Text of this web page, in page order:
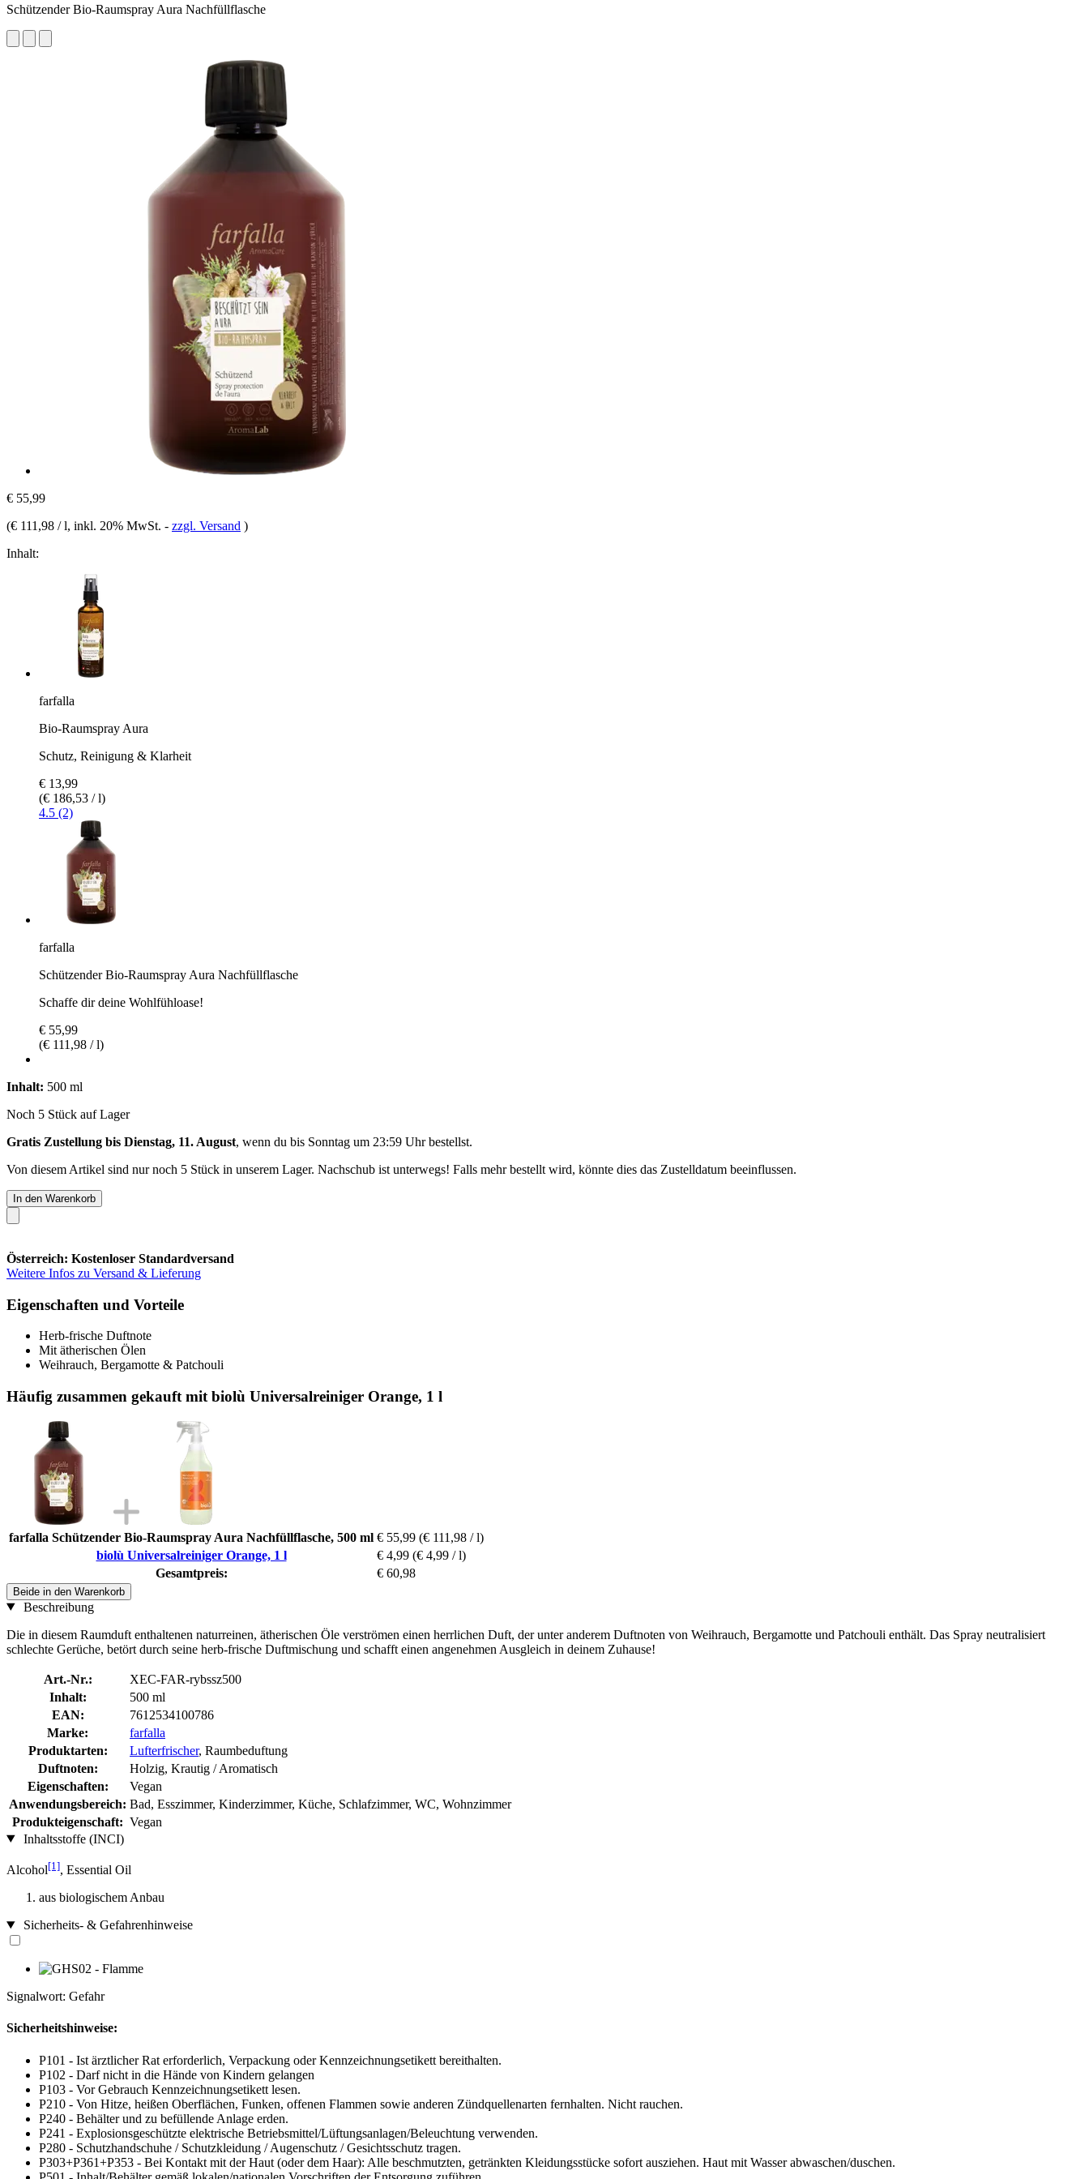
Schützender Bio-Raumspray Aura Nachfüllflasche
€ 55,99
(€ 111,98 / l, inkl. 20% MwSt. - zzgl. Versand )
Inhalt:
farfalla
Bio-Raumspray Aura
Schutz, Reinigung & Klarheit
€ 13,99
(€ 186,53 / l)
4.5 (2)
farfalla
Schützender Bio-Raumspray Aura Nachfüllflasche
Schaffe dir deine Wohlfühloase!
€ 55,99
(€ 111,98 / l)
Inhalt: 500 ml
Noch 5 Stück auf Lager
Gratis Zustellung bis Dienstag, 11. August, wenn du bis Sonntag um 23:59 Uhrbestellst.
Von diesem Artikel sind nur noch 5 Stück in unserem Lager. Nachschub ist unterwegs! Falls mehr bestellt wird, könnte dies das Zustelldatum beeinflussen.
In den Warenkorb
Österreich: Kostenloser Standardversand
Weitere Infos zu Versand & Lieferung
Eigenschaften und Vorteile
Herb-frische Duftnote
Mit ätherischen Ölen
Weihrauch, Bergamotte & Patchouli
Häufig zusammen gekauft mit biolù Universalreiniger Orange, 1 l
farfalla Schützender Bio-Raumspray Aura Nachfüllflasche, 500 ml € 55,99 (€ 111,98 / l)
biolù Universalreiniger Orange, 1 l
€ 4,99 (€ 4,99 / l)
Gesamtpreis:
€ 60,98
Beide in den Warenkorb
Beschreibung
Die in diesem Raumduft enthaltenen naturreinen, ätherischen Öle verströmen einen herrlichen Duft, der unter anderem Duftnoten von Weihrauch, Bergamotte und Patchouli enthält. Das Spray neutralisiert
schlechte Gerüche, betört durch seine herb-frische Duftmischung und schafft einen angenehmen Ausgleich in deinem Zuhause!
Art.-Nr.:
XEC-FAR-rybssz500
Inhalt:
500 ml
EAN:
7612534100786
Marke:
farfalla
Produktarten:
Lufterfrischer, Raumbeduftung
Duftnoten:
Holzig, Krautig / Aromatisch
Eigenschaften:
Vegan
Anwendungsbereich: Bad, Esszimmer, Kinderzimmer, Küche, Schlafzimmer, WC, Wohnzimmer
Produkteigenschaft: Vegan
Inhaltsstoffe (INCI)
Alcohol[1], Essential Oil
aus biologischem Anbau
Sicherheits- & Gefahrenhinweise
Signalwort: Gefahr
Sicherheitshinweise:
P101 - Ist ärztlicher Rat erforderlich, Verpackung oder Kennzeichnungsetikett bereithalten.
P102 - Darf nicht in die Hände von Kindern gelangen
P103 - Vor Gebrauch Kennzeichnungsetikett lesen.
P210 - Von Hitze, heißen Oberflächen, Funken, offenen Flammen sowie anderen Zündquellenarten fernhalten. Nicht rauchen.
P240 - Behälter und zu befüllende Anlage erden.
P241 - Explosionsgeschützte elektrische Betriebsmittel/Lüftungsanlagen/Beleuchtung verwenden.
P280 - Schutzhandschuhe / Schutzkleidung / Augenschutz / Gesichtsschutz tragen.
P303+P361+P353 - Bei Kontakt mit der Haut (oder dem Haar): Alle beschmutzten, getränkten Kleidungsstücke sofort ausziehen. Haut mit Wasser abwaschen/duschen.